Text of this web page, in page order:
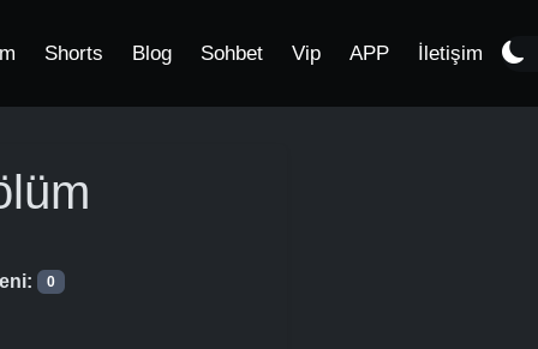
Shorts Blog Sohbet Vip APP İletişim
0